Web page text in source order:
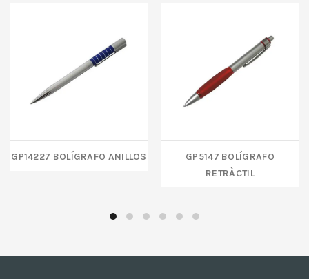
GP14227 BOLÍGRAFO ANILLOS
GP5147 BOLÍGRAFO
RETRÀCTIL